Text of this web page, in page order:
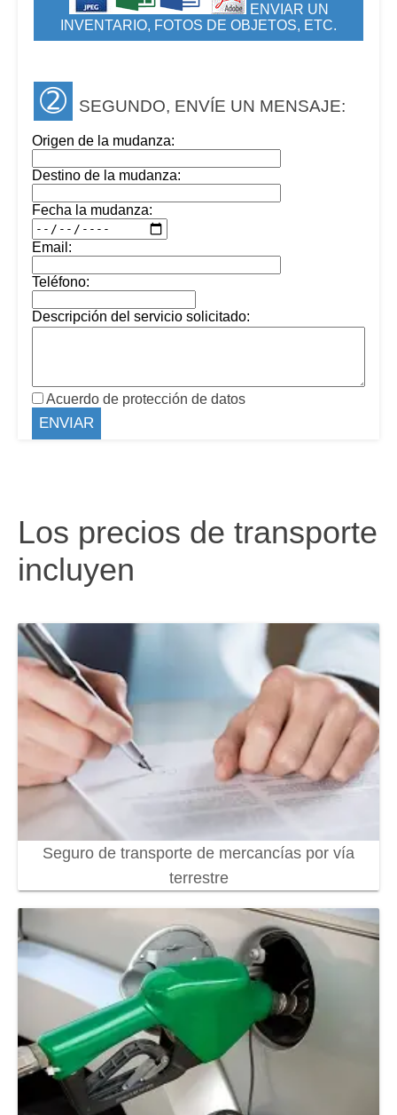
ENVIAR UN
INVENTARIO, FOTOS DE OBJETOS, ETC.
➁ SEGUNDO, ENVÍE UN MENSAJE:
Origen de la mudanza:
Destino de la mudanza:
Fecha la mudanza:
Email:
Teléfono:
Descripción del servicio solicitado:
Acuerdo de protección de datos
Los precios de transporte
incluyen
Seguro de transporte de mercancías por vía
terrestre